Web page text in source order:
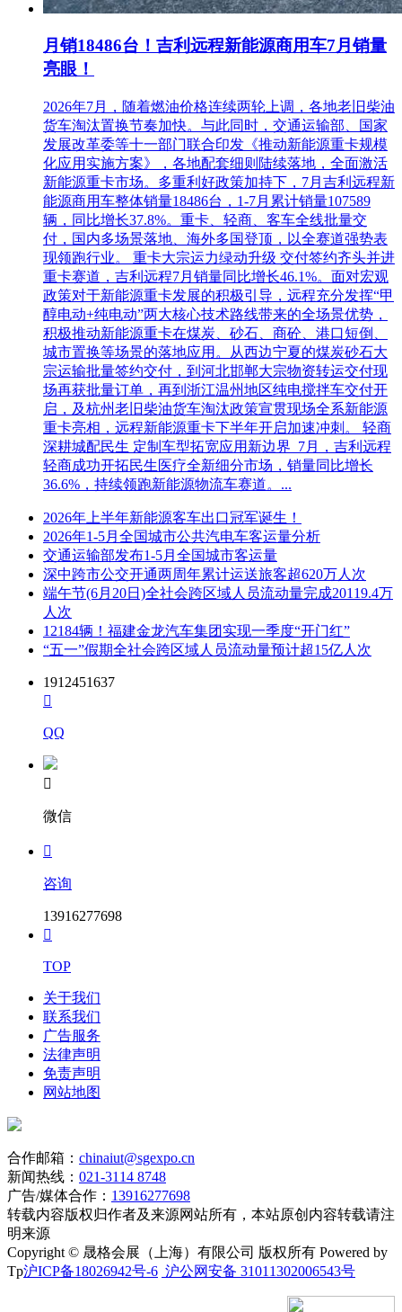
月销18486台！吉利远程新能源商用车7月销量
亮眼！
2026年7月，随着燃油价格连续两轮上调，各地老旧柴油
货车淘汰置换节奏加快。与此同时，交通运输部、国家
发展改革委等十一部门联合印发《推动新能源重卡规模
化应用实施方案》，各地配套细则陆续落地，全面激活
新能源重卡市场。多重利好政策加持下，7月吉利远程新
能源商用车整体销量18486台，1-7月累计销量107589
辆，同比增长37.8%。重卡、轻商、客车全线批量交
付，国内多场景落地、海外多国登顶，以全赛道强势表
现领跑行业。 重卡大宗运力绿动升级 交付签约齐头并进
重卡赛道，吉利远程7月销量同比增长46.1%。面对宏观
政策对于新能源重卡发展的积极引导，远程充分发挥“甲
醇电动+纯电动”两大核心技术路线带来的全场景优势，
积极推动新能源重卡在煤炭、砂石、商砼、港口短倒、
城市置换等场景的落地应用。从西边宁夏的煤炭砂石大
宗运输批量签约交付，到河北邯郸大宗物资转运交付现
场再获批量订单，再到浙江温州地区纯电搅拌车交付开
启，及杭州老旧柴油货车淘汰政策宣贯现场全系新能源
重卡亮相，远程新能源重卡下半年开启加速冲刺。 轻商
深耕城配民生 定制车型拓宽应用新边界 7月，吉利远程
轻商成功开拓民生医疗全新细分市场，销量同比增长
36.6%，持续领跑新能源物流车赛道。...
2026年上半年新能源客车出口冠军诞生！
2026年1-5月全国城市公共汽电车客运量分析
交通运输部发布1-5月全国城市客运量
深中跨市公交开通两周年累计运送旅客超620万人次
端午节(6月20日)全社会跨区域人员流动量完成20119.4万
人次
12184辆！福建金龙汽车集团实现一季度“开门红”
“五一”假期全社会跨区域人员流动量预计超15亿人次
1912451637

QQ

微信

咨询
13916277698

TOP
关于我们
联系我们
广告服务
法律声明
免责声明
网站地图
合作邮箱： chinaiut@sgexpo.cn
新闻热线： 021-3114 8748
广告/媒体合作： 13916277698
转载内容版权归作者及来源网站所有，本站原创内容转载请注
明来源
Copyright © 晟格会展（上海）有限公司 版权所有 Powered by
Tp沪ICP备18026942号-6 沪公网安备 31011302006543号